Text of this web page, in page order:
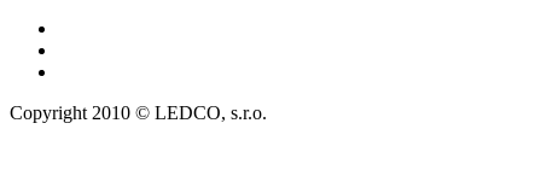
Copyright 2010 © LEDCO, s.r.o.